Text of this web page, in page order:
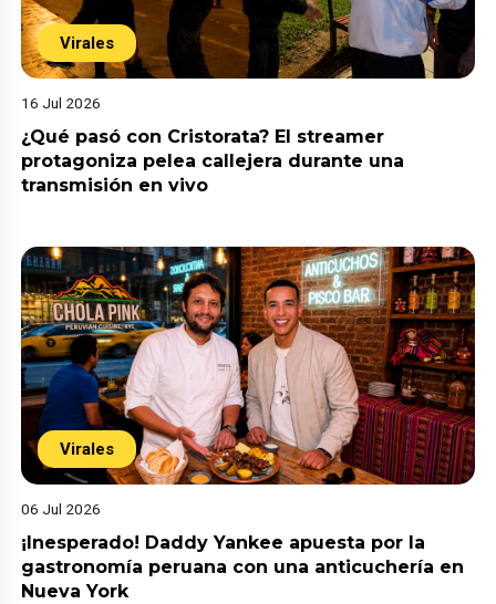
Virales
16 Jul 2026
¿Qué pasó con Cristorata? El streamer
protagoniza pelea callejera durante una
transmisión en vivo
Virales
06 Jul 2026
¡Inesperado! Daddy Yankee apuesta por la
gastronomía peruana con una anticuchería en
Nueva York